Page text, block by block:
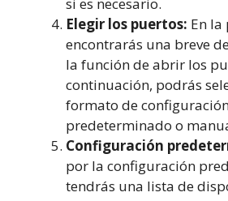
si es necesario.
Elegir los puertos: En la
encontrarás una breve
la función de abrir los
continuación, podrás
formato de
predeterminado o
Configuración
por la configuración
tendrás una lista de